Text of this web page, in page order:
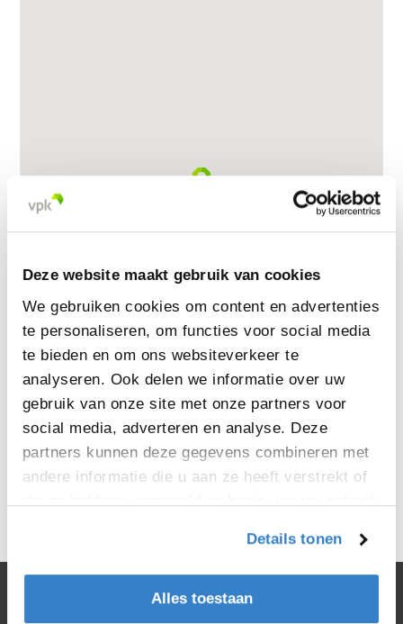
Deze website maakt gebruik van cookies
We gebruiken cookies om content en advertenties
te personaliseren, om functies voor social media
te bieden en om ons websiteverkeer te
analyseren. Ook delen we informatie over uw
gebruik van onze site met onze partners voor
social media, adverteren en analyse. Deze
partners kunnen deze gegevens combineren met
andere informatie die u aan ze heeft verstrekt of
die ze hebben verzameld op basis van uw gebruik
Details tonen
Alles toestaan
< Ga terug